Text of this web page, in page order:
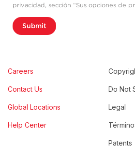
privacidad, sección “Sus opciones de
Submit
Careers
Contact Us
Global Locations
Help Center
Do Not
Legal
Patents